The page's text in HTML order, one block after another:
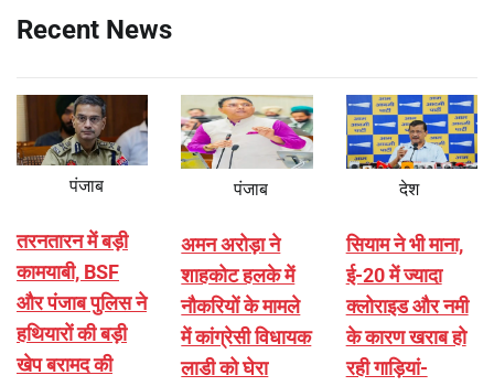
Recent News
पंजाब
तरनतारन में बड़ी
कामयाबी, BSF
और पंजाब पुलिस ने
हथियारों की बड़ी
खेप बरामद की
पंजाब
अमन अरोड़ा ने
शाहकोट हलके में
नौकरियों के मामले
में कांग्रेसी विधायक
लाडी को घेरा
देश
सियाम ने भी माना,
ई-20 में ज्यादा
क्लोराइड और नमी
के कारण खराब हो
रही गाड़ियां-